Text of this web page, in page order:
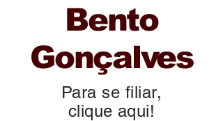
Bento
Gonçalves
Para se filiar,
clique aqui!